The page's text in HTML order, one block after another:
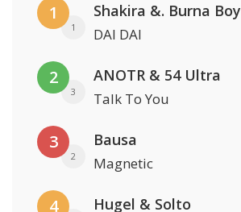
1
1
Shakira &. Burna Boy
DAI DAI
2
3
ANOTR & 54 Ultra
Talk To You
3
2
Bausa
Magnetic
4 Hugel & Solto